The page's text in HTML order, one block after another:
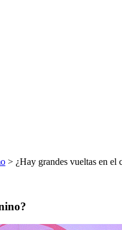
> ¿Hay grandes vueltas en el